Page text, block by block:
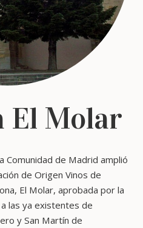
El Molar
Comunidad de Madrid amplió
de Origen Vinos de
El Molar, aprobada por la
las ya existentes de
y San Martín de